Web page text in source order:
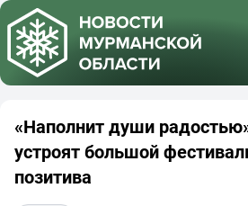
«Наполнит души
устроят большой
позитива